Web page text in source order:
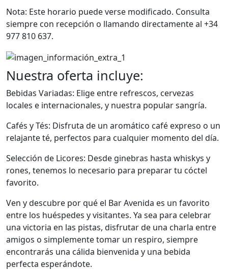
Nota: Este horario puede verse modificado. Consulta
siempre con recepción o llamando directamente al +34
977 810 637.
Nuestra oferta incluye:
Bebidas Variadas: Elige entre refrescos, cervezas
locales e internacionales, y nuestra popular sangría.
Cafés y Tés: Disfruta de un aromático café expreso o un
relajante té, perfectos para cualquier momento del día.
Selección de Licores: Desde ginebras hasta whiskys y
rones, tenemos lo necesario para preparar tu cóctel
favorito.
Ven y descubre por qué el Bar Avenida es un favorito
entre los huéspedes y visitantes. Ya sea para celebrar
una victoria en las pistas, disfrutar de una charla entre
amigos o simplemente tomar un respiro, siempre
encontrarás una cálida bienvenida y una bebida
perfecta esperándote.